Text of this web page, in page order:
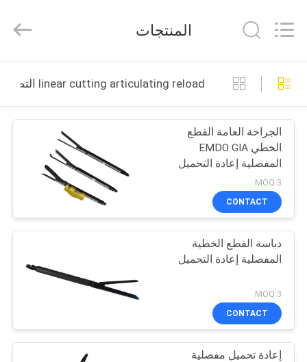
منزل
المنتجات
حول
جولة
في
ضبط
الجودة
LTD.
المنتجات
linear cutting articulating reload التصنيع عبر الإنترنت
الجراحة العامة القطع
الخطي EMDO GIA
المفصلية إعادة التحميل
MOQ:3
CONTACT
دباسة القطع الخطية
المفصلية إعادة التحميل
MOQ:3
CONTACT
إعادة تحميل مفصلية